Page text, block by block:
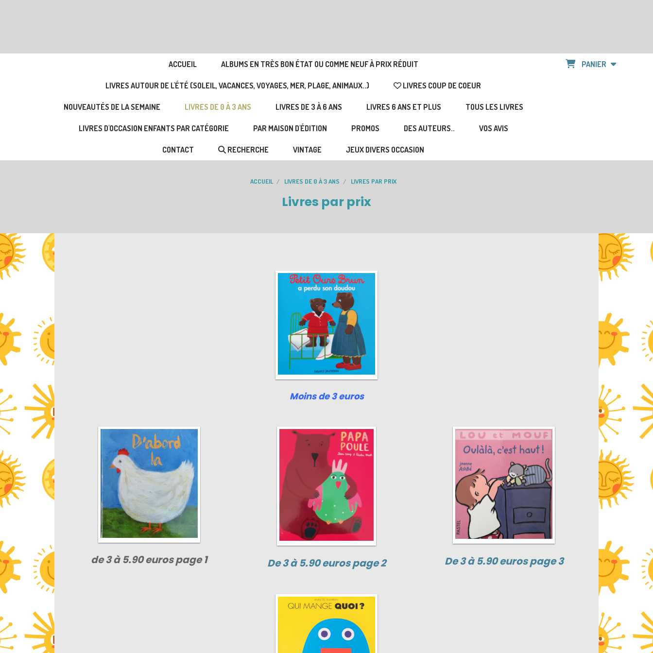
ACCUEIL ALBUMS EN TRÈS BON ÉTAT OU COMME NEUF À PRIX RÉDUIT
LIVRES AUTOUR DE L'ÉTÉ (SOLEIL, VACANCES, VOYAGES, MER, PLAGE, ANIMAUX..) LIVRES COUP DE COEUR
NOUVEAUTÉS DE LA SEMAINE LIVRES DE 0 À 3 ANS LIVRES DE 3 À 6 ANS LIVRES 6 ANS ET PLUS TOUS LES LIVRES
LIVRES D'OCCASION ENFANTS PAR CATÉGORIE PAR MAISON D'ÉDITION PROMOS DES AUTEURS.. VOS AVIS
CONTACT RECHERCHE VINTAGE JEUX DIVERS OCCASION
PANIER
ACCUEIL LIVRES DE 0 À 3 ANS LIVRES PAR PRIX
Livres par prix
Moins de 3 euros
de 3 à 5.90 euros page 1 De 3 à 5.90 euros page 2 De 3 à 5.90 euros page 3